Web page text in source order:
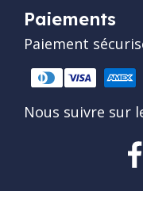
Paiements
Paiement